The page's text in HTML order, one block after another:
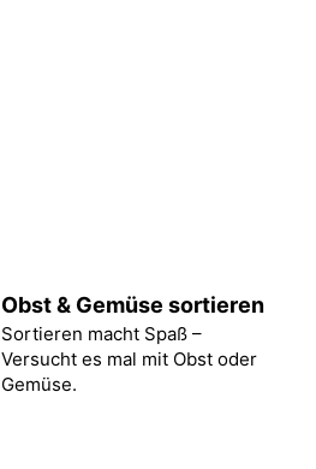
Obst & Gemüse sortieren
Sortieren macht Spaß –
Versucht es mal mit Obst oder
Gemüse.